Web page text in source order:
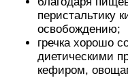
перистальтику
освобождению;
гречка хорошо
диетическими
кефиром,